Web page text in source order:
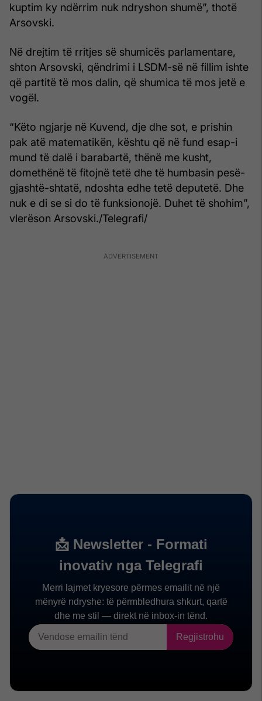
kuptim ky ndërrim nuk ndryshon shumë”, thotë
Arsovski.
Në drejtim të rritjes së shumicës parlamentare,
shton Arsovski, qëndrimi i LSDM-së në fillim ishte
që partitë të mos dalin, që shumica të mos jetë e
vogël.
“Këto ngjarje në Kuvend, dje dhe sot, e prishin
pak atë matematikën, kështu që në fund esap-i
mund të dalë i barabartë, thënë me kusht,
domethënë të fitojnë tetë dhe të humbasin pesë-
gjashtë-shtatë, ndoshta edhe tetë deputetë. Dhe
nuk e di se si do të funksionojë. Duhet të shohim”,
vlerëson Arsovski./Telegrafi/